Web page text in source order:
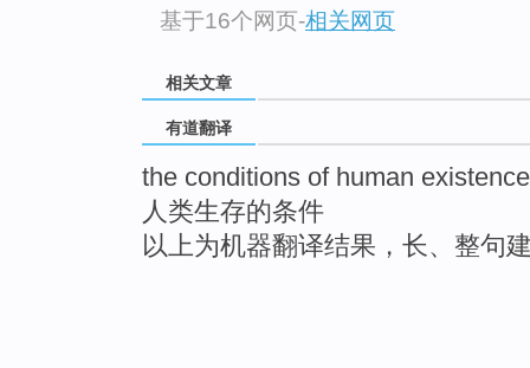
基于16个网页-相关网页
相关文章
有道翻译
the conditions of human existence
人类生存的条件
以上为机器翻译结果，长、整句